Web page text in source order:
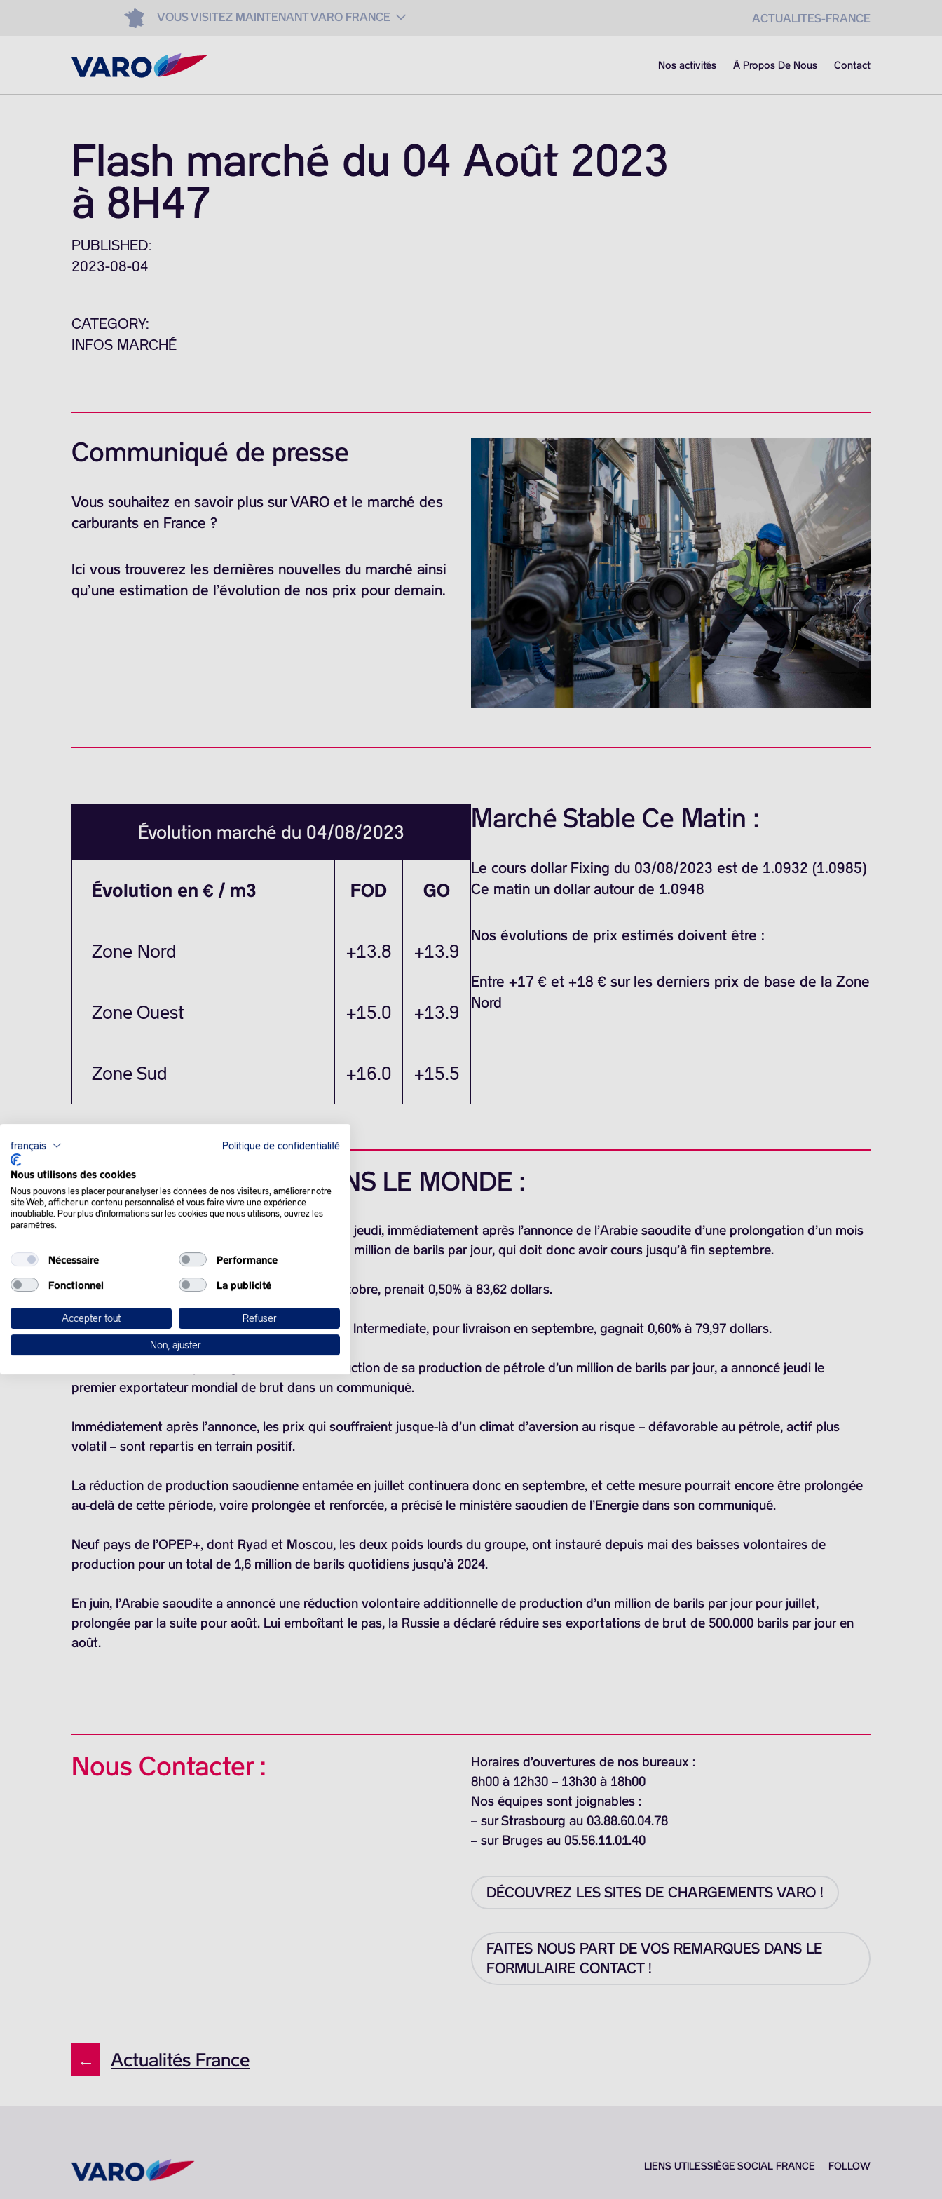
VOUS VISITEZ MAINTENANT VARO FRANCE ACTUALITES-FRANCE
Nos activités À Propos De Nous Contact
Flash marché du 04 Août 2023
à 8H47
PUBLISHED:
2023-08-04
CATEGORY:
INFOS MARCHÉ
Communiqué de presse
Vous souhaitez en savoir plus sur VARO et le marché des
carburants en France ?
Ici vous trouverez les dernières nouvelles du marché ainsi
qu’une estimation de l’évolution de nos prix pour demain.
Évolution marché du 04/08/2023
Évolution en € / m3 FOD GO
Zone Nord +13.8 +13.9
Zone Ouest +15.0 +13.9
Zone Sud +16.0 +15.5
Marché Stable Ce Matin :
Le cours dollar Fixing du 03/08/2023 est de 1.0932 (1.0985)
Ce matin un dollar autour de 1.0948
Nos évolutions de prix estimés doivent être :
Entre +17 € et +18 € sur les derniers prix de base de la Zone
Nord
QUE SE PASSE-T-IL DANS LE MONDE :
Les cours du brut sont repartis en petite hausse jeudi, immédiatement après l’annonce de l’Arabie saoudite d’une prolongation d’un mois
de la réduction de sa production de pétrole d’un million de barils par jour, qui doit donc avoir cours jusqu’à fin septembre.
Le brent de la mer du Nord, pour livraison en octobre, prenait 0,50% à 83,62 dollars.
Son équivalent américain, le baril de West Texas Intermediate, pour livraison en septembre, gagnait 0,60% à 79,97 dollars.
L’Arabie saoudite va prolonger d’un mois la réduction de sa production de pétrole d’un million de barils par jour, a annoncé jeudi le
premier exportateur mondial de brut dans un communiqué.
Immédiatement après l’annonce, les prix qui souffraient jusque-là d’un climat d’aversion au risque – défavorable au pétrole, actif plus
volatil – sont repartis en terrain positif.
La réduction de production saoudienne entamée en juillet continuera donc en septembre, et cette mesure pourrait encore être prolongée
au-delà de cette période, voire prolongée et renforcée, a précisé le ministère saoudien de l’Energie dans son communiqué.
Neuf pays de l’OPEP+, dont Ryad et Moscou, les deux poids lourds du groupe, ont instauré depuis mai des baisses volontaires de
production pour un total de 1,6 million de barils quotidiens jusqu’à 2024.
En juin, l’Arabie saoudite a annoncé une réduction volontaire additionnelle de production d’un million de barils par jour pour juillet,
prolongée par la suite pour août. Lui emboîtant le pas, la Russie a déclaré réduire ses exportations de brut de 500.000 barils par jour en
août.
Nous Contacter :
Horaires d’ouvertures de nos bureaux :
8h00 à 12h30 – 13h30 à 18h00
Nos équipes sont joignables :
– sur Strasbourg au 03.88.60.04.78
– sur Bruges au 05.56.11.01.40
DÉCOUVREZ LES SITES DE CHARGEMENTS VARO !
FAITES NOUS PART DE VOS REMARQUES DANS LE
FORMULAIRE CONTACT !
← Actualités France
LIENS UTILESSIÈGE SOCIAL FRANCE FOLLOW
français Politique de confidentialité
Nous utilisons des cookies
Nous pouvons les placer pour analyser les données de nos visiteurs, améliorer notre
site Web, afficher un contenu personnalisé et vous faire vivre une expérience
inoubliable. Pour plus d'informations sur les cookies que nous utilisons, ouvrez les
paramètres.
Nécessaire Performance
Fonctionnel La publicité
Accepter tout Refuser
Non, ajuster